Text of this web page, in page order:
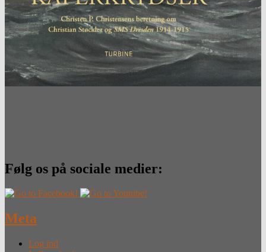
Følg os på sociale medier:
Meta
Log ind